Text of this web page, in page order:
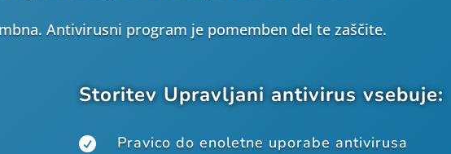
Antivirusni program je pomemben del te zaščite.
Storitev Upravljani antivirus vsebuje:
 Pravico do enoletne uporabe antivirusa